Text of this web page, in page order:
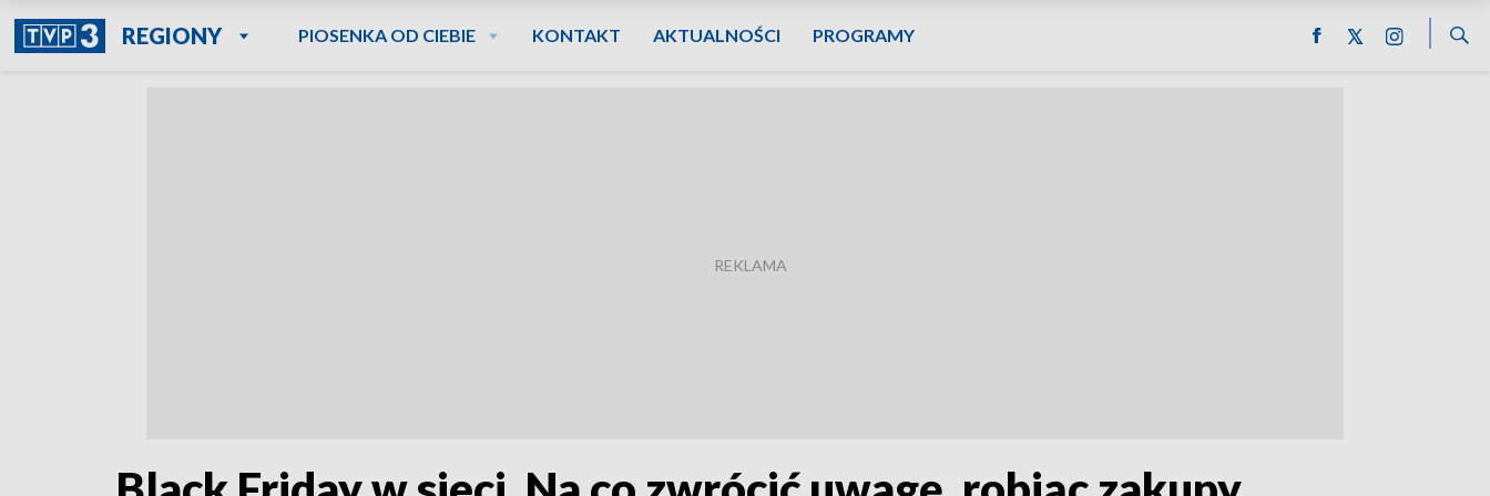
REGIONY PIOSENKA OD CIEBIE KONTAKT AKTUALNOŚCI PROGRAMY